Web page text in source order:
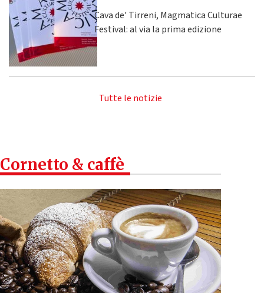
Cava de' Tirreni, Magmatica Culturae
Festival: al via la prima edizione
Tutte le notizie
Cornetto & caffè